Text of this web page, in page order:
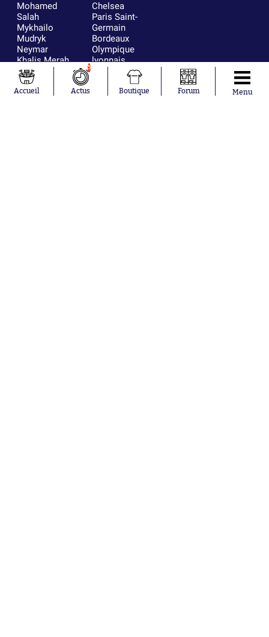
Mohamed
Salah
Mykhailo
Mudryk
Neymar
Khalis Merah
Loïs Openda
Moussa
Niakhaté
Chelsea
Paris Saint-
Germain
Bordeaux
Olympique
lyonnais
Real Madrid
RC Strasbourg
Accueil
5
Actus Boutique Forum Menu